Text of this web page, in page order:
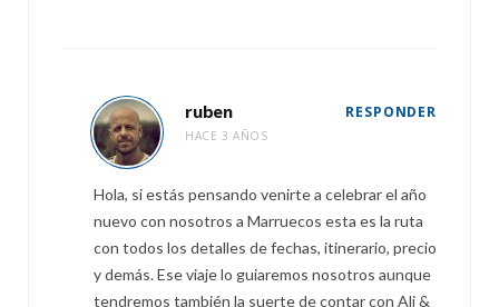
ruben
HACE 3 AÑOS
RESPONDER
Hola, si estás pensando venirte a celebrar el año
nuevo con nosotros a Marruecos esta es la ruta
con todos los detalles de fechas, itinerario, precio
y demás. Ese viaje lo guiaremos nosotros aunque
tendremos también la suerte de contar con Ali &